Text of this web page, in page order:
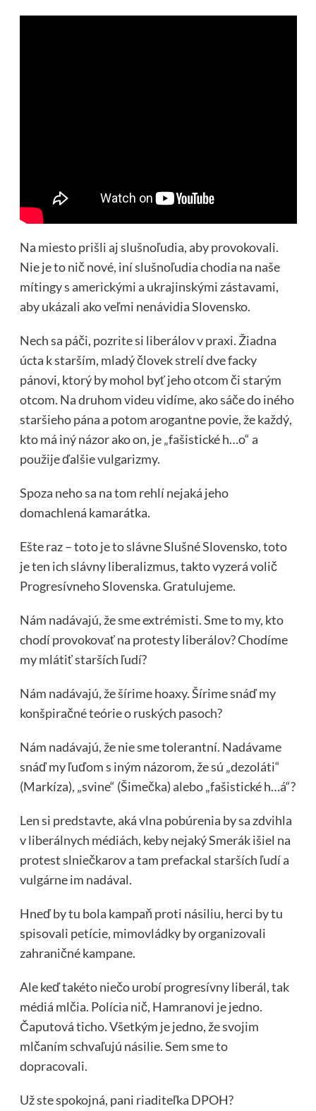
Na miesto prišli aj slušnoľudia, aby provokovali.
Nie je to nič nové, iní slušnoľudia chodia na naše
mítingy s americkými a ukrajinskými zástavami,
aby ukázali ako veľmi nenávidia Slovensko.
Nech sa páči, pozrite si liberálov v praxi. Žiadna
úcta k starším, mladý človek strelí dve facky
pánovi, ktorý by mohol byť jeho otcom či starým
otcom. Na druhom videu vidíme, ako sáče do iného
staršieho pána a potom arogantne povie, že každý,
kto má iný názor ako on, je „fašistické h…o“ a
použije ďalšie vulgarizmy.
Spoza neho sa na tom rehlí nejaká jeho
domachlená kamarátka.
Ešte raz – toto je to slávne Slušné Slovensko, toto
je ten ich slávny liberalizmus, takto vyzerá volič
Progresívneho Slovenska. Gratulujeme.
Nám nadávajú, že sme extrémisti. Sme to my, kto
chodí provokovať na protesty liberálov? Chodíme
my mlátiť starších ľudí?
Nám nadávajú, že šírime hoaxy. Šírime snáď my
konšpiračné teórie o ruských pasoch?
Nám nadávajú, že nie sme tolerantní. Nadávame
snáď my ľuďom s iným názorom, že sú „dezoláti“
(Markíza), „svine“ (Šimečka) alebo „fašistické h…á“?
Len si predstavte, aká vlna pobúrenia by sa zdvihla
v liberálnych médiách, keby nejaký Smerák išiel na
protest slniečkarov a tam prefackal starších ľudí a
vulgárne im nadával.
Hneď by tu bola kampaň proti násiliu, herci by tu
spisovali petície, mimovládky by organizovali
zahraničné kampane.
Ale keď takéto niečo urobí progresívny liberál, tak
médiá mlčia. Polícia nič, Hamranovi je jedno.
Čaputová ticho. Všetkým je jedno, že svojim
mlčaním schvaľujú násilie. Sem sme to
dopracovali.
Už ste spokojná, pani riaditeľka DPOH?